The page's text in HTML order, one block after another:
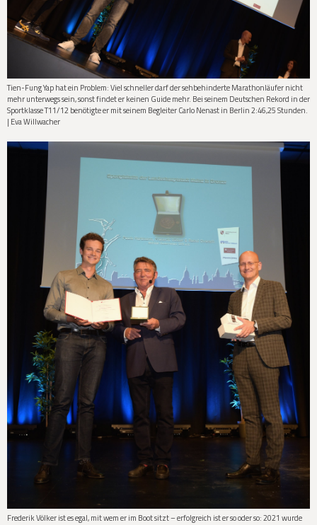
Tien-Fung Yap hat ein Problem: Viel schneller darf der sehbehinderte Marathonläufer nicht
mehr unterwegs sein, sonst findet er keinen Guide mehr. Bei seinem Deutschen Rekord in der
Sportklasse T11/12 benötigte er mit seinem Begleiter Carlo Nenast in Berlin 2:46,25 Stunden.
| Eva Willwacher
Frederik Völker ist es egal, mit wem er im Boot sitzt – erfolgreich ist er so oder so: 2021 wurde